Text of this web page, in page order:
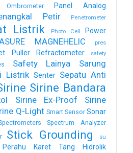
Ombrometer Panel Analog
Petir Penetrometer
Listrik Photo Cell
Power
MAGNEHELIC
pres
Puller Refractometer safety
Safety Lainya
Sarung
Listrik Senter Sepatu Anti
Sirine Bandara
Sirine Ex-Proof
Sirine
Q-Light Smart Sensor Sonar
Spectrum Analyzer
Stick Grounding su
Karet Tang Hidrolik